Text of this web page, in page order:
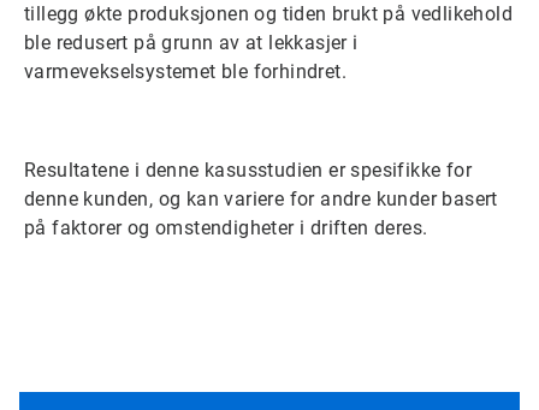
tillegg økte produksjonen og tiden brukt på vedlikehold
ble redusert på grunn av at lekkasjer i
varmevekselsystemet ble forhindret.
Resultatene i denne kasusstudien er spesifikke for
denne kunden, og kan variere for andre kunder basert
på faktorer og omstendigheter i driften deres.